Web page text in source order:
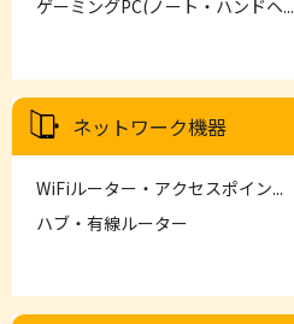
ゲーミングPC(ノート・ハンドヘ...
ネットワーク機器
WiFiルーター・アクセスポイン...
ハブ・有線ルーター